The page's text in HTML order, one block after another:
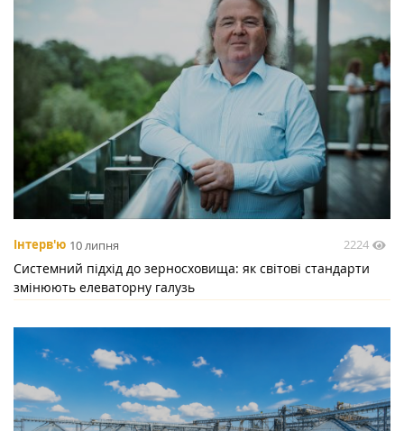
Інтерв'ю 10 липня 2224
Системний підхід до зерносховища: як світові стандарти
змінюють елеваторну галузь